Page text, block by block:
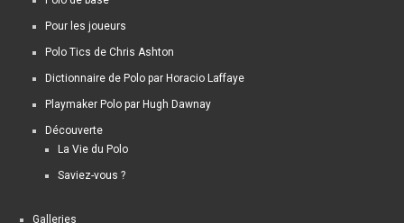
Pour les joueurs
Polo Tics de Chris Ashton
Dictionnaire de Polo par Horacio Laffaye
Playmaker Polo par Hugh Dawnay
Découverte
La Vie du Polo
Saviez-vous ?
Galleries